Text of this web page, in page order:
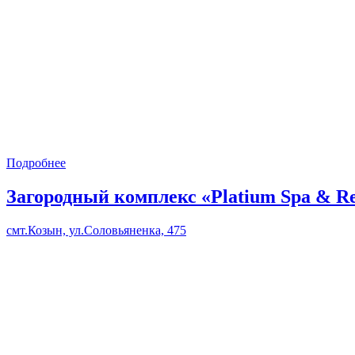
Подробнее
Загородный комплекс «Platium Spa &
смт.Козын, ул.Соловьяненка, 475